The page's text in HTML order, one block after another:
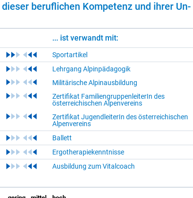
be­ruf­li­chen Kom­pe­tenz und ih­rer Un­
... ist verwandt mit:
Sportartikel
Lehrgang Alpinpädagogik
Militärische Alpinausbildung
Zertifikat FamiliengruppenleiterIn des
österreichischen Alpenvereins
Zertifikat JugendleiterIn des österreichischen
Alpenvereins
Ballett
Ergotherapiekenntnisse
Ausbildung zum Vitalcoach